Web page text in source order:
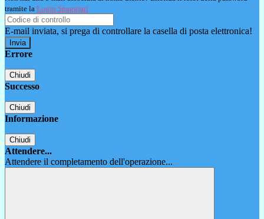
tramite la Login Spaggiari
E-mail inviata, si prega di controllare la casella di posta elettronica!
Errore
Chiudi
Successo
Chiudi
Informazione
Chiudi
Attendere...
Attendere il completamento dell'operazione...